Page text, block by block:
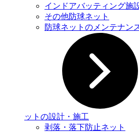
インドアバッティング施
その他防球ネット
防球ネットのメンテナン
ットの設計・施工
剥落・落下防止ネット